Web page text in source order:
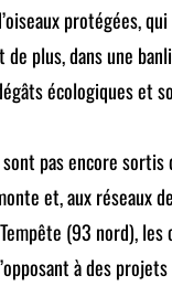
protégées,
plus, dans une
écologiques et
pas encore
et, aux réseaux
(93 nord), les
à des